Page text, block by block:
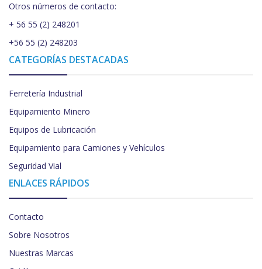
Otros números de contacto:
+ 56 55 (2) 248201
+56 55 (2) 248203
CATEGORÍAS DESTACADAS
Ferretería Industrial
Equipamiento Minero
Equipos de Lubricación
Equipamiento para Camiones y Vehículos
Seguridad Vial
ENLACES RÁPIDOS
Contacto
Sobre Nosotros
Nuestras Marcas